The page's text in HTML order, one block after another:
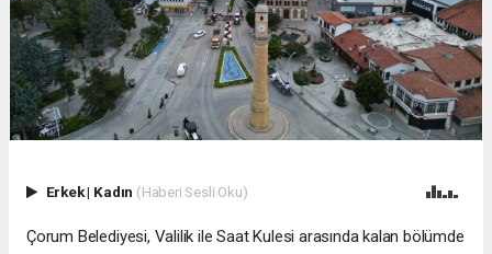
Erkek| Kadın (Haberi Sesli Oku)
Çorum Belediyesi, Valilik ile Saat Kulesi arasında kalan bölümde